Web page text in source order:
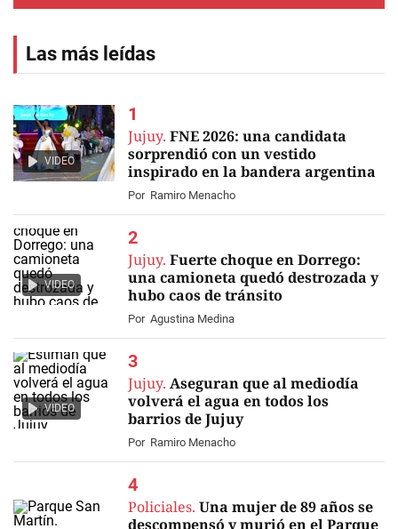
Las más leídas
VIDEO
Jujuy. FNE 2026: una candidata
sorprendió con un vestido
inspirado en la bandera argentina
Por Ramiro Menacho
VIDEO
Jujuy. Fuerte choque en Dorrego:
una camioneta quedó destrozada y
hubo caos de tránsito
Por Agustina Medina
VIDEO
Jujuy. Aseguran que al mediodía
volverá el agua en todos los
barrios de Jujuy
Por Ramiro Menacho
Policiales. Una mujer de 89 años se
descompensó y murió en el Parque